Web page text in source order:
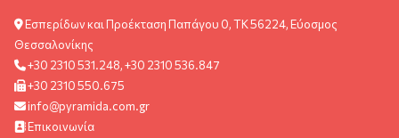
Εσπερίδων και Προέκταση Παπάγου 0, ΤΚ 56224, Εύοσμος
Θεσσαλονίκης
+30 2310 531.248, +30 2310 536.847
+30 2310 550.675
info@pyramida.com.gr
Επικοινωνία